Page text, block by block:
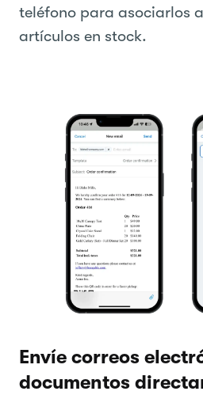
teléfono para asociarlos
artículos en stock.
Envíe correos
documentos